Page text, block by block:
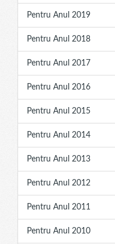
Pentru Anul 2019
Pentru Anul 2018
Pentru Anul 2017
Pentru Anul 2016
Pentru Anul 2015
Pentru Anul 2014
Pentru Anul 2013
Pentru Anul 2012
Pentru Anul 2011
Pentru Anul 2010